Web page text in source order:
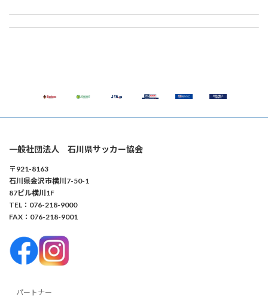
【事務局】2026年度 定時社員総会のご案内（6月6日18時30分～ 石川県地場産業振興センター）
一般社団法人 石川県サッカー協会
〒921-8163
石川県金沢市横川7-50-1
87ビル横川1F
TEL：076-218-9000
FAX：076-218-9001
パートナー